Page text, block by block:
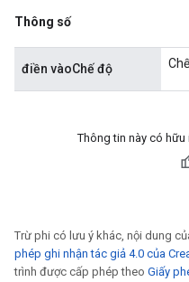
Thông số
điền vàoChế độ
Thông tin này có
Trừ phi có lưu ý khác, nội dung
phép ghi nhận tác giả 4.0 của
trình được cấp phép theo Giấy